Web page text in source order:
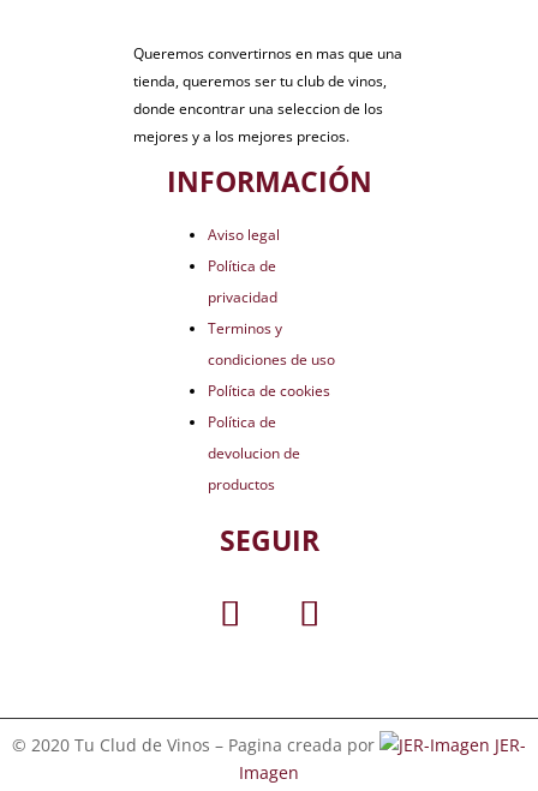
Queremos convertirnos en mas que una
tienda, queremos ser tu club de vinos,
donde encontrar una seleccion de los
mejores y a los mejores precios.
INFORMACIÓN
Aviso legal
Política de
privacidad
Terminos y
condiciones de uso
Política de cookies
Política de
devolucion de
productos
SEGUIR
© 2020 Tu Clud de Vinos – Pagina creada por
JER-
Imagen